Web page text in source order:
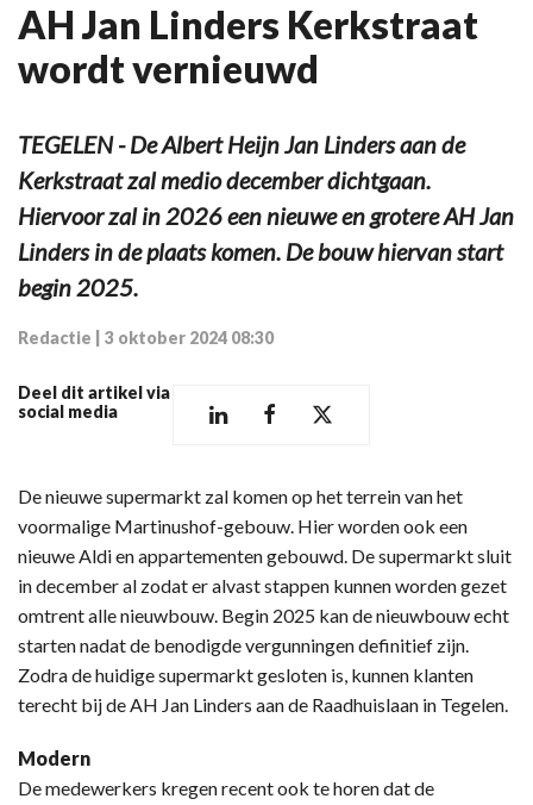
AH Jan Linders Kerkstraat
wordt vernieuwd
TEGELEN - De Albert Heijn Jan Linders aan de
Kerkstraat zal medio december dichtgaan.
Hiervoor zal in 2026 een nieuwe en grotere AH Jan
Linders in de plaats komen. De bouw hiervan start
begin 2025.
Redactie 3 oktober 2024 08:30
Deel dit artikel via
social media
De nieuwe supermarkt zal komen op het terrein van het
voormalige Martinushof-gebouw. Hier worden ook een
nieuwe Aldi en appartementen gebouwd. De supermarkt sluit
in december al zodat er alvast stappen kunnen worden gezet
omtrent alle nieuwbouw. Begin 2025 kan de nieuwbouw echt
starten nadat de benodigde vergunningen definitief zijn.
Zodra de huidige supermarkt gesloten is, kunnen klanten
terecht bij de AH Jan Linders aan de Raadhuislaan in Tegelen.
Modern
De medewerkers kregen recent ook te horen dat de